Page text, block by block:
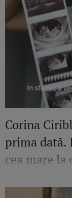
Corina
prima dată.
cea mare la